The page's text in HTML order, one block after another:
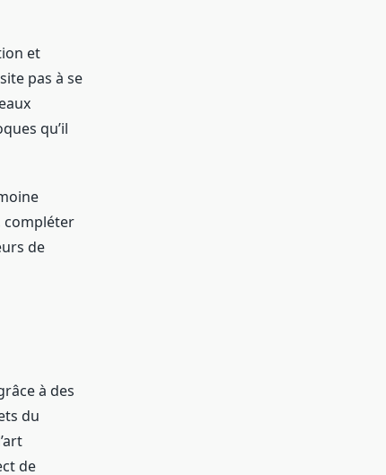
et
pas à se
qu’il
compléter
de
à des
du
de